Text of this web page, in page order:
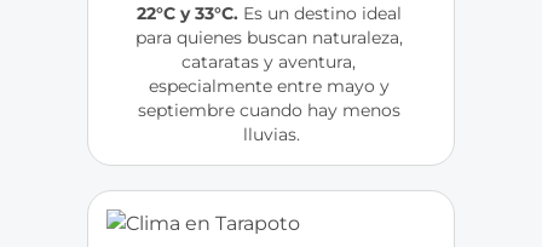
22°C y 33°C. Es un destino ideal
para quienes buscan naturaleza,
cataratas y aventura,
especialmente entre mayo y
septiembre cuando hay menos
lluvias.